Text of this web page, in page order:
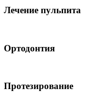
Лечение пульпита
Ортодонтия
Протезирование